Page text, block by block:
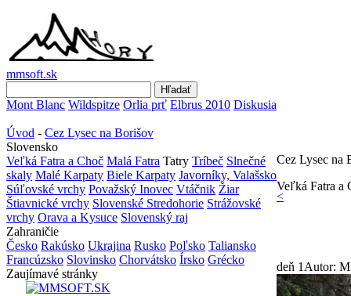
mmsoft.sk
Mont Blanc Wildspitze Orlia prť Elbrus 2010 Diskusia
Úvod - Cez Lysec na Borišov
Slovensko
Veľká Fatra a Choč Malá Fatra Tatry Tríbeč Slnečné
skaly Malé Karpaty Biele Karpaty Javorníky, Valašsko
Súľovské vrchy Považský Inovec Vtáčnik Žiar
Štiavnické vrchy Slovenské Stredohorie Strážovské
vrchy Orava a Kysuce Slovenský raj
Zahraničie
Česko Rakúsko Ukrajina Rusko Poľsko Taliansko
Francúzsko Slovinsko Chorvátsko Írsko Grécko
Zaujímavé stránky
Cez Lysec na
Veľká Fatra a
<
deň 1 Autor: